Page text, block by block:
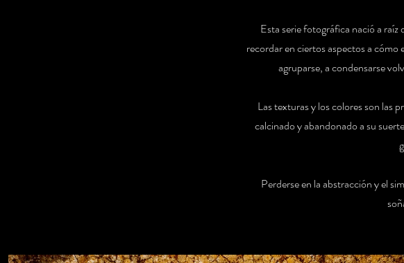
Esta serie fotográfica nació a
recordar en ciertos aspectos a cómo
agruparse, a condensarse
Las texturas y los colores son las
calcinado y abandonado a su
Perderse en la abstracción y el